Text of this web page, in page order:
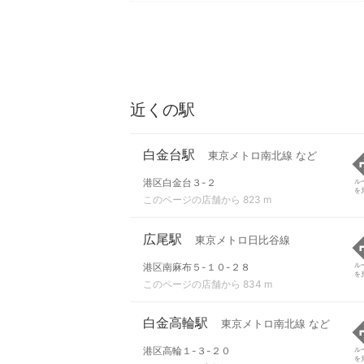
近くの駅
白金台駅 東京メトロ南北線 など
港区白金台３-２
このページの店舗から 823 m
ル
を
広尾駅 東京メトロ日比谷線
港区南麻布５-１０-２８
このページの店舗から 834 m
ル
を
白金高輪駅 東京メトロ南北線 など
港区高輪１-３-２０
ル
を